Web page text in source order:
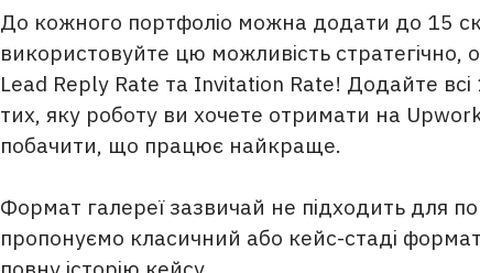
До кожного портфоліо можна додати до 15
використовуйте цю можливість стратегічно,
Lead Reply Rate та Invitation Rate! Додайте всі
тих, яку роботу ви хочете отримати на
побачити, що працює найкраще.
Формат галереї зазвичай не підходить для
пропонуємо класичний або кейс-стаді